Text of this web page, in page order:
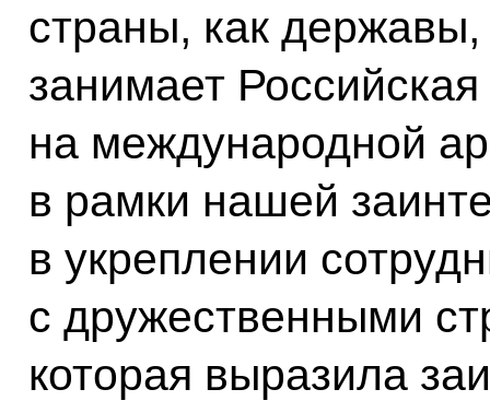
страны, как
занимает
на международной
в рамки нашей
в укреплении
с дружественными
которая выразила